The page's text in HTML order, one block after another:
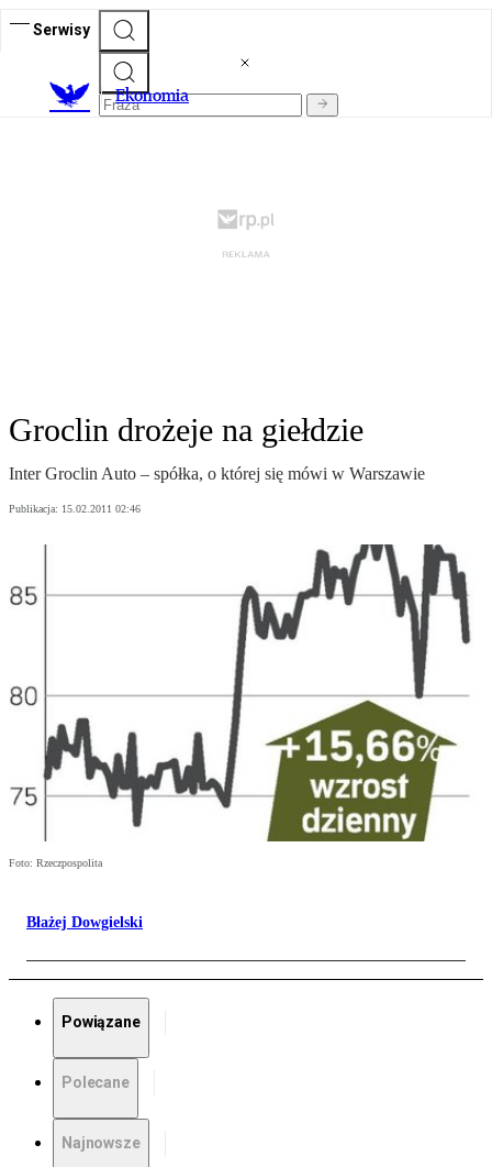
Serwisy
Ekonomia
Groclin drożeje na giełdzie
Inter Groclin Auto – spółka, o której się mówi w Warszawie
Publikacja: 15.02.2011 02:46
Foto: Rzeczpospolita
Błażej Dowgielski
Powiązane
Polecane
Najnowsze